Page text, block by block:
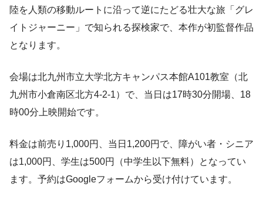
陸を人類の移動ルートに沿って逆にたどる壮大な旅「グレ
イトジャーニー」で知られる探検家で、本作が初監督作品
となります。
会場は北九州市立大学北方キャンパス本館A101教室（北
九州市小倉南区北方4-2-1）で、当日は17時30分開場、18
時00分上映開始です。
料金は前売り1,000円、当日1,200円で、障がい者・シニア
は1,000円、学生は500円（中学生以下無料）となってい
ます。予約はGoogleフォームから受け付けています。